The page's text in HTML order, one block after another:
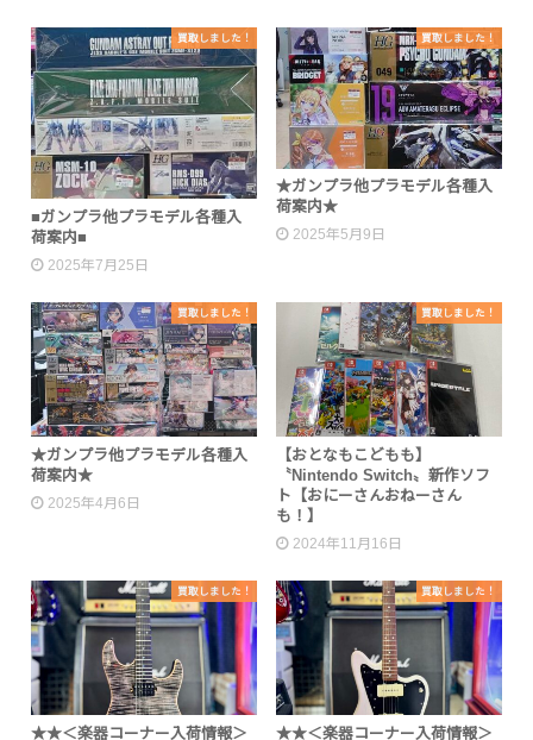
買取しました！
■ガンプラ他プラモデル各種入
荷案内■
2025年7月25日
買取しました！
★ガンプラ他プラモデル各種入
荷案内★
2025年5月9日
買取しました！
★ガンプラ他プラモデル各種入
荷案内★
2025年4月6日
買取しました！
【おとなもこどもも】
〝Nintendo Switch〟新作ソフ
ト【おにーさんおねーさん
も！】
2024年11月16日
買取しました！
★★＜楽器コーナー入荷情報＞
買取しました！
★★＜楽器コーナー入荷情報＞